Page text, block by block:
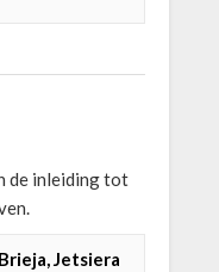
de inleiding tot
Jetsiera